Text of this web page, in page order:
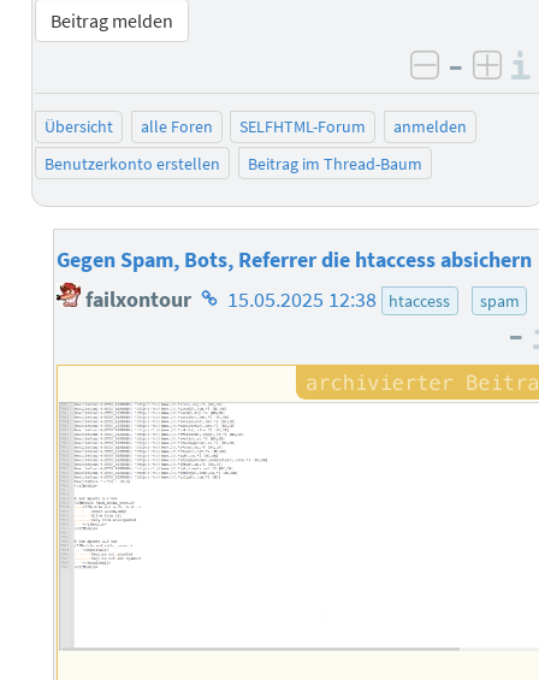
Beitrag melden
negativ
–
Übersicht alle Foren SELFHTML-Forum
anmelden
Benutzerkonto erstellen
Beitrag im Thread-Baum
Gegen Spam, Bots, Referrer die htaccess absichern
failxontour Homepage
Autors
15.05.2025 12:38 htaccess spam
–